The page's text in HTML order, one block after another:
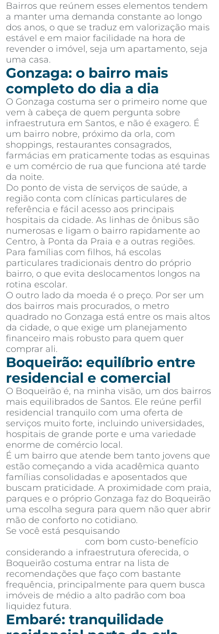
Bairros que reúnem esses elementos tendem
a manter uma demanda constante ao longo
dos anos, o que se traduz em valorização mais
estável e em maior facilidade na hora de
revender o imóvel, seja um apartamento, seja
uma casa.
Gonzaga: o bairro mais
completo do dia a dia
O Gonzaga costuma ser o primeiro nome que
vem à cabeça de quem pergunta sobre
infraestrutura em Santos, e não é exagero. É
um bairro nobre, próximo da orla, com
shoppings, restaurantes consagrados,
farmácias em praticamente todas as esquinas
e um comércio de rua que funciona até tarde
da noite.
Do ponto de vista de serviços de saúde, a
região conta com clínicas particulares de
referência e fácil acesso aos principais
hospitais da cidade. As linhas de ônibus são
numerosas e ligam o bairro rapidamente ao
Centro, à Ponta da Praia e a outras regiões.
Para famílias com filhos, há escolas
particulares tradicionais dentro do próprio
bairro, o que evita deslocamentos longos na
rotina escolar.
O outro lado da moeda é o preço. Por ser um
dos bairros mais procurados, o metro
quadrado no Gonzaga está entre os mais altos
da cidade, o que exige um planejamento
financeiro mais robusto para quem quer
comprar ali.
Boqueirão: equilíbrio entre
residencial e comercial
O Boqueirão é, na minha visão, um dos bairros
mais equilibrados de Santos. Ele reúne perfil
residencial tranquilo com uma oferta de
serviços muito forte, incluindo universidades,
hospitais de grande porte e uma variedade
enorme de comércio local.
É um bairro que atende bem tanto jovens que
estão começando a vida acadêmica quanto
famílias consolidadas e aposentados que
buscam praticidade. A proximidade com praia,
parques e o próprio Gonzaga faz do Boqueirão
uma escolha segura para quem não quer abrir
mão de conforto no cotidiano.
Se você está pesquisando
com bom custo-benefício
considerando a infraestrutura oferecida, o
Boqueirão costuma entrar na lista de
recomendações que faço com bastante
frequência, principalmente para quem busca
imóveis de médio a alto padrão com boa
liquidez futura.
Embaré: tranquilidade